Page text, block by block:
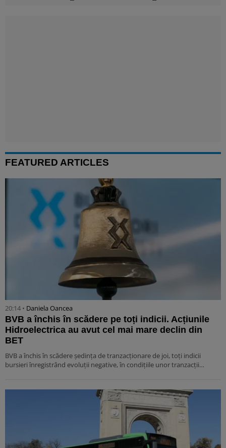
FEATURED ARTICLES
20:14 • Daniela Oancea
BVB a închis în scădere pe toți indicii. Acțiunile
Hidroelectrica au avut cel mai mare declin din
BET
BVB a închis în scădere ședința de tranzacționare de joi, toți indicii
bursieri înregistrând evoluții negative, în condițiile unor tranzacții…